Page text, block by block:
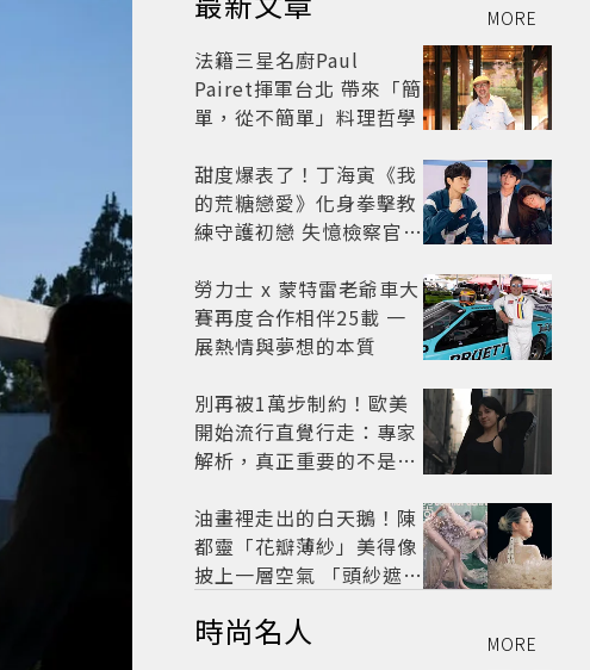
MORE
法籍三星名廚Paul
Pairet揮軍台北 帶來「簡
單，從不簡單」料理哲學
甜度爆表了！丁海寅《我
的荒糖戀愛》化身拳擊教
練守護初戀 失憶檢察官×
劇
勞力士 x 蒙特雷老爺車大
賽再度合作相伴25載 一
展熱情與夢想的本質
別再被1萬步制約！歐美
開始流行直覺行走：專家
解析，真正重要的不是步
油畫裡走出的白天鵝！陳
都靈「花瓣薄紗」美得像
披上一層空氣 「頭紗遮
太仙
時尚名人 MORE